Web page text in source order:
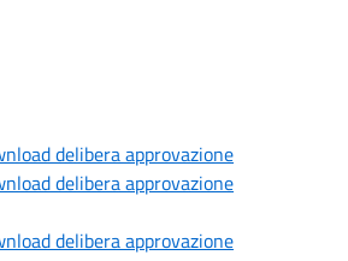
delibera approvazione
delibera approvazione
delibera approvazione